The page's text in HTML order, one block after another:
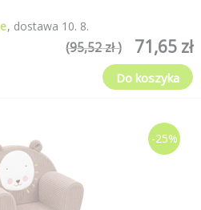
dostawa 10. 8.
71,65 zł
(95,52 zł )
Do koszyka
-25%